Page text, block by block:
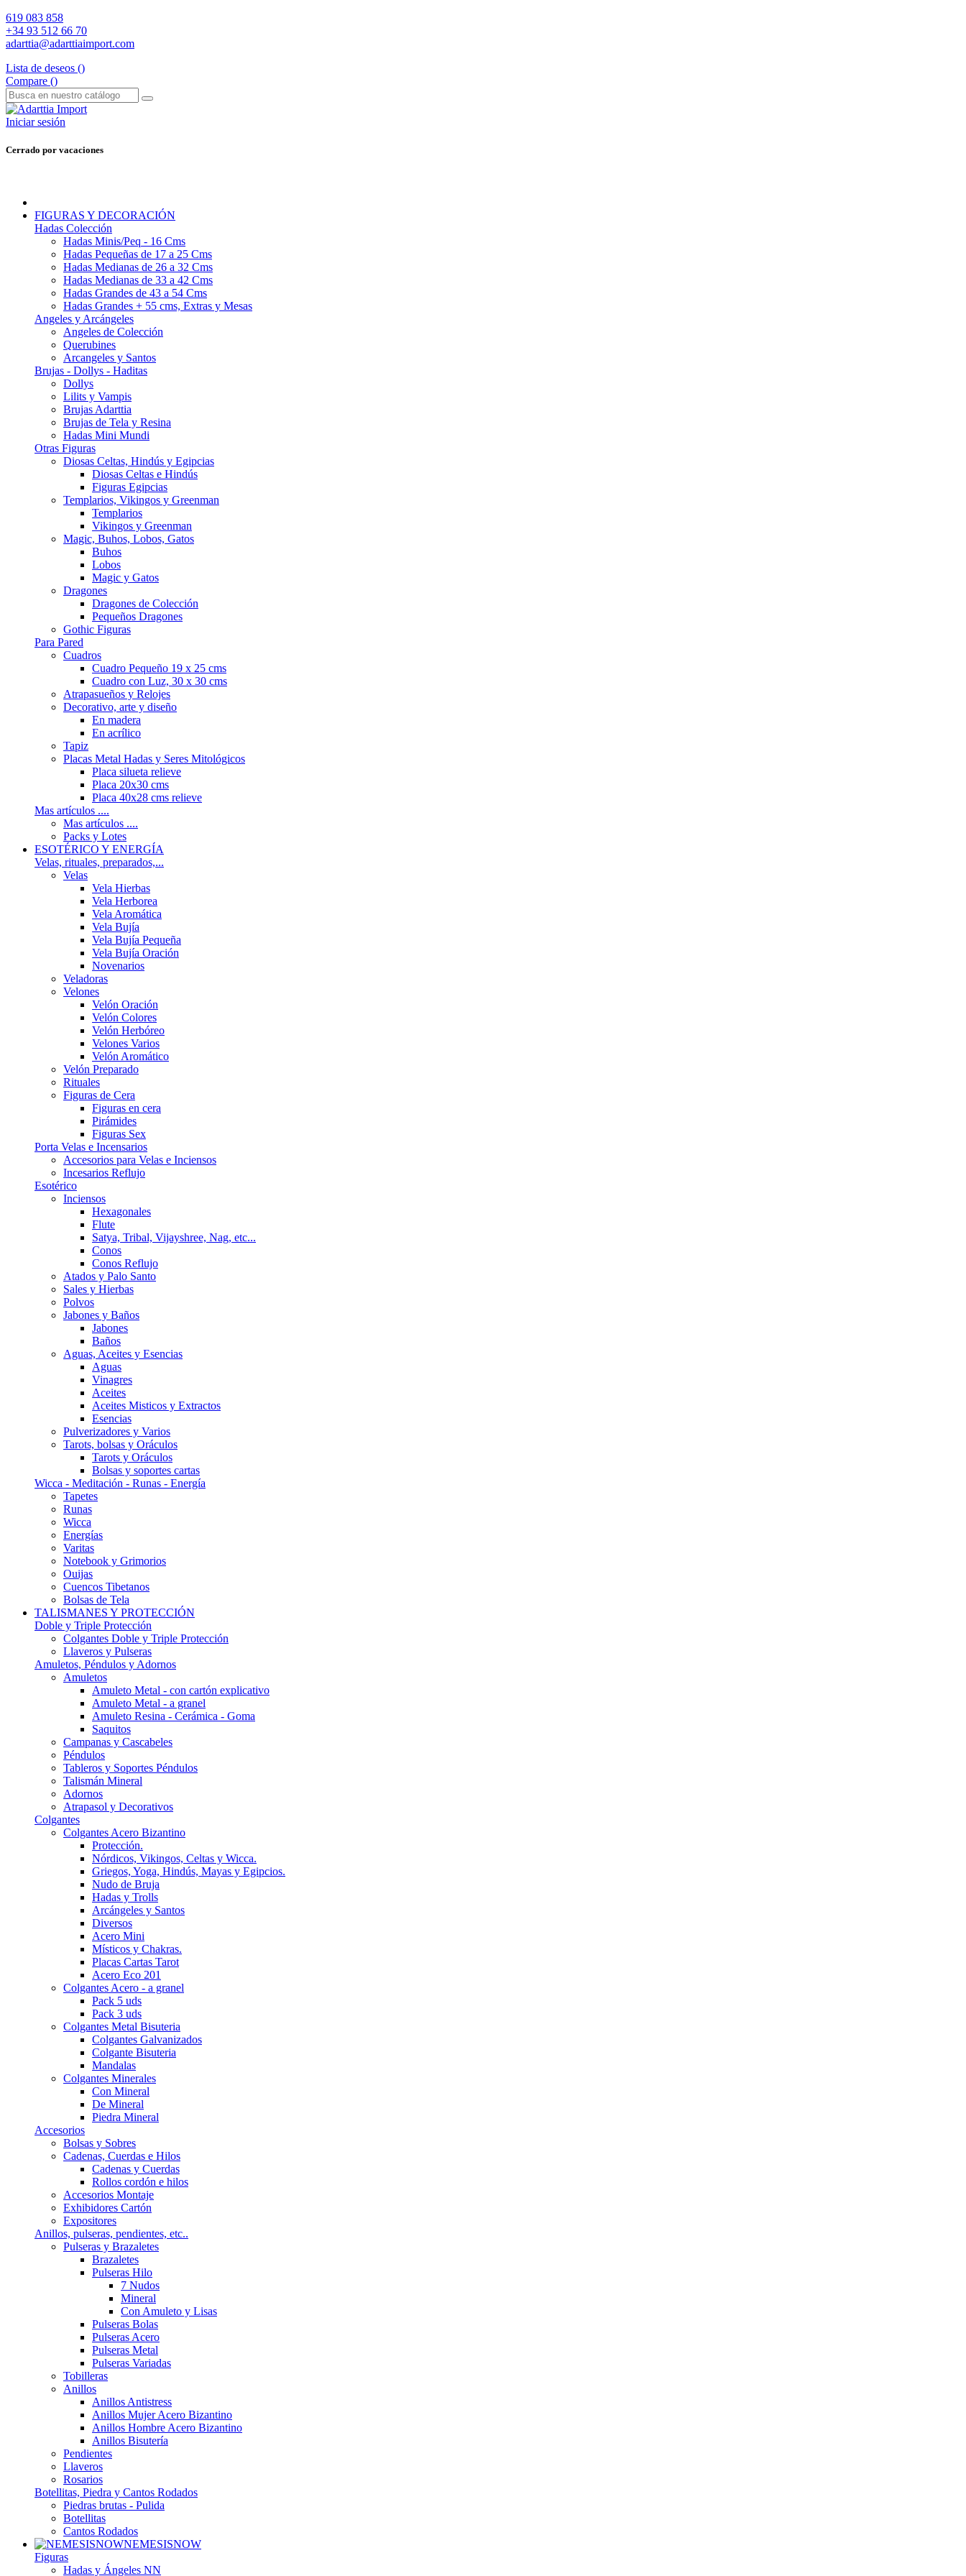
619 083 858
+34 93 512 66 70
adarttia@adarttiaimport.com
Lista de deseos ()
Compare ()
Iniciar sesión
Cerrado por vacaciones
FIGURAS Y DECORACIÓN
Hadas Colección
Hadas Minis/Peq - 16 Cms
Hadas Pequeñas de 17 a 25 Cms
Hadas Medianas de 26 a 32 Cms
Hadas Medianas de 33 a 42 Cms
Hadas Grandes de 43 a 54 Cms
Hadas Grandes + 55 cms, Extras y Mesas
Angeles y Arcángeles
Angeles de Colección
Querubines
Arcangeles y Santos
Brujas - Dollys - Haditas
Dollys
Lilits y Vampis
Brujas Adarttia
Brujas de Tela y Resina
Hadas Mini Mundi
Otras Figuras
Diosas Celtas, Hindús y Egipcias
Diosas Celtas e Hindús
Figuras Egipcias
Templarios, Vikingos y Greenman
Templarios
Vikingos y Greenman
Magic, Buhos, Lobos, Gatos
Buhos
Lobos
Magic y Gatos
Dragones
Dragones de Colección
Pequeños Dragones
Gothic Figuras
Para Pared
Cuadros
Cuadro Pequeño 19 x 25 cms
Cuadro con Luz, 30 x 30 cms
Atrapasueños y Relojes
Decorativo, arte y diseño
En madera
En acrílico
Tapiz
Placas Metal Hadas y Seres Mitológicos
Placa silueta relieve
Placa 20x30 cms
Placa 40x28 cms relieve
Mas artículos ....
Mas artículos ....
Packs y Lotes
ESOTÉRICO Y ENERGÍA
Velas, rituales, preparados,...
Velas
Vela Hierbas
Vela Herborea
Vela Aromática
Vela Bujía
Vela Bujía Pequeña
Vela Bujía Oración
Novenarios
Veladoras
Velones
Velón Oración
Velón Colores
Velón Herbóreo
Velones Varios
Velón Aromático
Velón Preparado
Rituales
Figuras de Cera
Figuras en cera
Pirámides
Figuras Sex
Porta Velas e Incensarios
Accesorios para Velas e Inciensos
Incesarios Reflujo
Esotérico
Inciensos
Hexagonales
Flute
Satya, Tribal, Vijayshree, Nag, etc...
Conos
Conos Reflujo
Atados y Palo Santo
Sales y Hierbas
Polvos
Jabones y Baños
Jabones
Baños
Aguas, Aceites y Esencias
Aguas
Vinagres
Aceites
Aceites Misticos y Extractos
Esencias
Pulverizadores y Varios
Tarots, bolsas y Oráculos
Tarots y Oráculos
Bolsas y soportes cartas
Wicca - Meditación - Runas - Energía
Tapetes
Runas
Wicca
Energías
Varitas
Notebook y Grimorios
Ouijas
Cuencos Tibetanos
Bolsas de Tela
TALISMANES Y PROTECCIÓN
Doble y Triple Protección
Colgantes Doble y Triple Protección
Llaveros y Pulseras
Amuletos, Péndulos y Adornos
Amuletos
Amuleto Metal - con cartón explicativo
Amuleto Metal - a granel
Amuleto Resina - Cerámica - Goma
Saquitos
Campanas y Cascabeles
Péndulos
Tableros y Soportes Péndulos
Talismán Mineral
Adornos
Atrapasol y Decorativos
Colgantes
Colgantes Acero Bizantino
Protección.
Nórdicos, Vikingos, Celtas y Wicca.
Griegos, Yoga, Hindús, Mayas y Egipcios.
Nudo de Bruja
Hadas y Trolls
Arcángeles y Santos
Diversos
Acero Mini
Místicos y Chakras.
Placas Cartas Tarot
Acero Eco 201
Colgantes Acero - a granel
Pack 5 uds
Pack 3 uds
Colgantes Metal Bisuteria
Colgantes Galvanizados
Colgante Bisuteria
Mandalas
Colgantes Minerales
Con Mineral
De Mineral
Piedra Mineral
Accesorios
Bolsas y Sobres
Cadenas, Cuerdas e Hilos
Cadenas y Cuerdas
Rollos cordón e hilos
Accesorios Montaje
Exhibidores Cartón
Expositores
Anillos, pulseras, pendientes, etc..
Pulseras y Brazaletes
Brazaletes
Pulseras Hilo
7 Nudos
Mineral
Con Amuleto y Lisas
Pulseras Bolas
Pulseras Acero
Pulseras Metal
Pulseras Variadas
Tobilleras
Anillos
Anillos Antistress
Anillos Mujer Acero Bizantino
Anillos Hombre Acero Bizantino
Anillos Bisutería
Pendientes
Llaveros
Rosarios
Botellitas, Piedra y Cantos Rodados
Piedras brutas - Pulida
Botellitas
Cantos Rodados
NEMESISNOW
Figuras
Hadas y Ángeles NN